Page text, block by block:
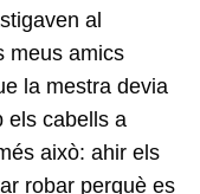
al
meus amics
la mestra devia
els cabells a
això: ahir els
robar perquè es